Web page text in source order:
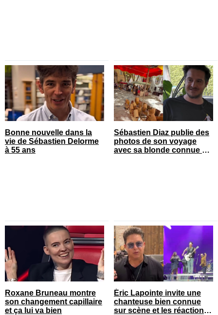
Bonne nouvelle dans la
vie de Sébastien Delorme
à 55 ans
Sébastien Diaz publie des
photos de son voyage
avec sa blonde connue en
Roxane Bruneau montre
son changement capillaire
et ça lui va bien
Éric Lapointe invite une
chanteuse bien connue
sur scène et les réactions